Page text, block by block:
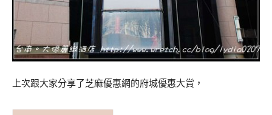
上次跟大家分享了芝麻優惠網的府城優惠大賞，